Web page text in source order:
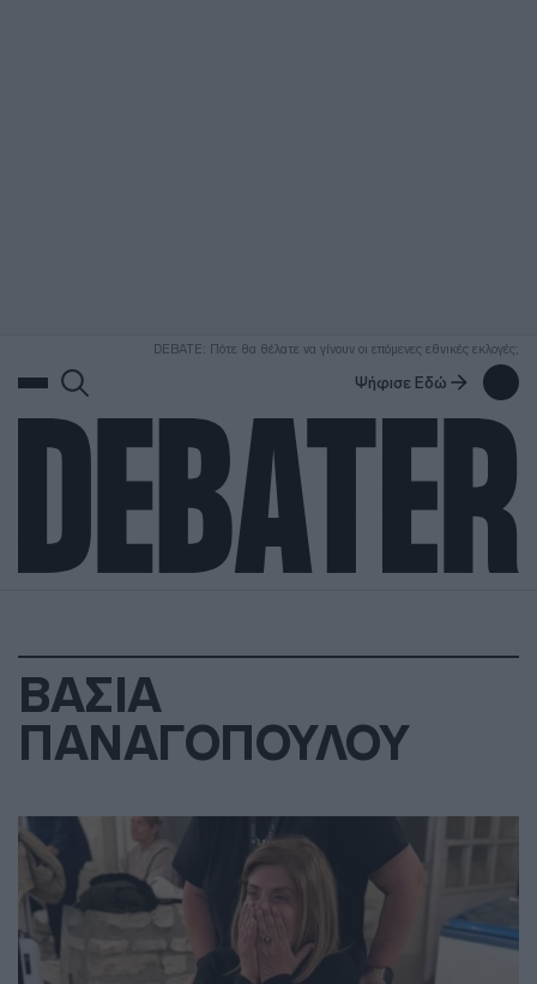
DEBATE: Πότε θα θέλατε να γίνουν οι επόμενες εθνικές εκλογές;
Ψήφισε Εδώ
ΒΑΣΙΑ
ΠΑΝΑΓΟΠΟΥΛΟΥ